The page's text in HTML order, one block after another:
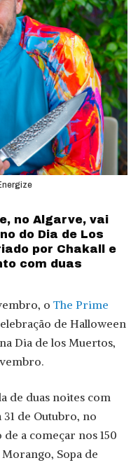
no Algarve, vai
do Dia de Los
por Chakall e
com duas
o The Prime
de Halloween
Dia de los Muertos,
de duas noites com
de Outubro, no
a começar nos 150
Sopa de